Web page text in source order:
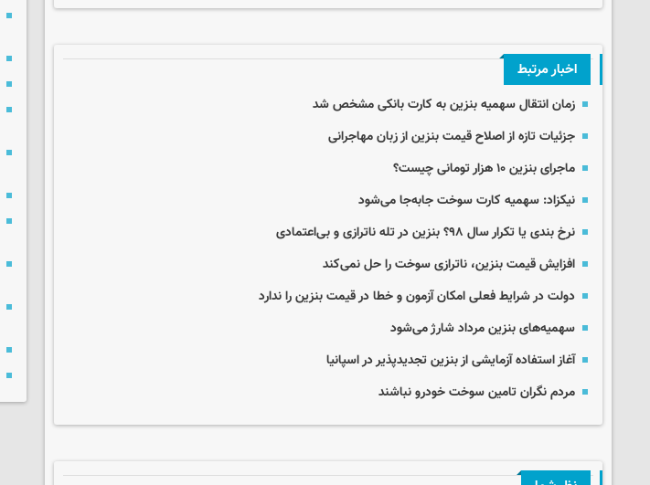
اخبار مرتبط
زمان انتقال سهمیه بنزین به کارت بانکی مشخص شد
جزئیات تازه از اصلاح قیمت بنزین از زبان مهاجرانی
ماجرای بنزین ۱۰ هزار تومانی چیست؟
نیکزاد: سهمیه کارت سوخت جابه‌جا می‌شود
نرخ بندی یا تکرار سال ۹۸؟ بنزین در تله‌ ناترازی و بی‌اعتمادی
افزایش قیمت بنزین، ناترازی سوخت را حل نمی‌کند
دولت در شرایط فعلی امکان آزمون و خطا در قیمت بنزین را ندارد
سهمیه‌های بنزین مرداد شارژ می‌شود
آغاز استفاده آزمایشی از بنزین تجدیدپذیر در اسپانیا
مردم نگران تامین سوخت خودرو نباشند